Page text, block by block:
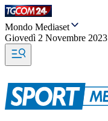
Mondo Mediaset
Giovedì 2 Novembre 2023